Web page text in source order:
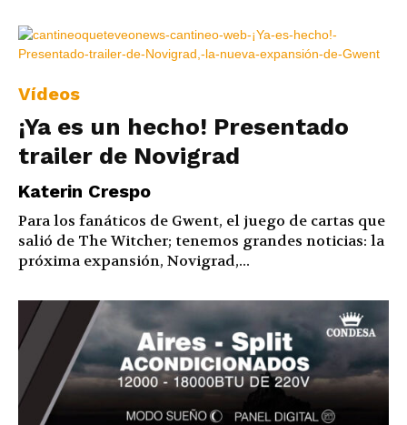
Vídeos
¡Ya es un hecho! Presentado
trailer de Novigrad
Katerin Crespo
Para los fanáticos de Gwent, el juego de cartas que
salió de The Witcher; tenemos grandes noticias: la
próxima expansión, Novigrad,...